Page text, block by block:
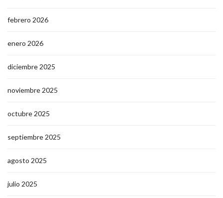
febrero 2026
enero 2026
diciembre 2025
noviembre 2025
octubre 2025
septiembre 2025
agosto 2025
julio 2025